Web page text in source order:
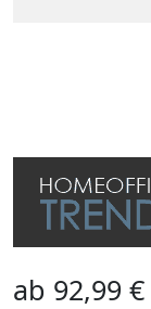
ab 92,99 €